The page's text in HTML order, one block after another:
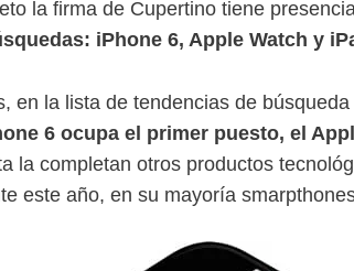
la firma de Cupertino tiene
iPhone 6, Apple Watch y
en la lista de tendencias de
6 ocupa el primer puesto, el
la completan otros productos
este año, en su mayoría